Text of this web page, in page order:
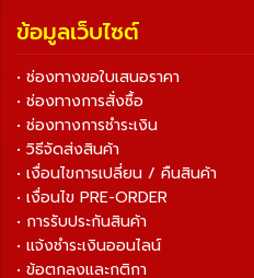
ข้อมูลเว็บไซต์
• ช่องทางขอใบเสนอราคา
• ช่องทางการสั่งซื้อ
• ช่องทางการชำระเงิน
• วิธีจัดส่งสินค้า
• เงื่อนไขการเปลี่ยน / คืนสินค้า
• เงื่อนไข PRE-ORDER
• การรับประกันสินค้า
• แจ้งชำระเงินออนไลน์
• ข้อตกลงและกติกา